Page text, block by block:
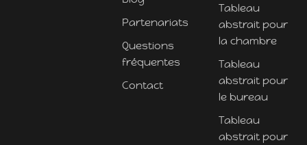
Partenariats
Questions
fréquentes
Contact
Tableau
abstrait pour
la chambre
Tableau
abstrait pour
le bureau
Tableau
abstrait pour